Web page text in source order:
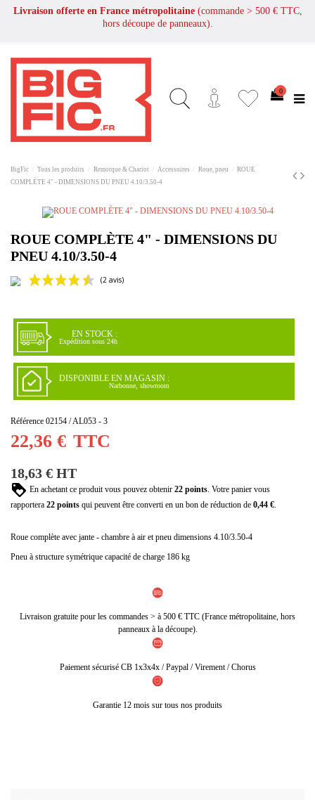
Livraison offerte en France métropolitaine (commande > 500 € TTC,
hors découpe de panneaux).
0
BigFic Tous les produits Remorque & Chariot Accessoires Roue, pneu
ROUE
COMPLÈTE 4" - DIMENSIONS DU PNEU 4.10/3.50-4
ROUE COMPLÈTE 4" - DIMENSIONS DU
PNEU 4.10/3.50-4
EN STOCK :
Expédition sous 24h
DISPONIBLE EN MAGASIN :
Narbonne, showroom
Référence 02154 / AL053 - 3
22,36 € TTC
18,63 € HT
En achetant ce produit vous pouvez obtenir 22 points. Votre panier vous
rapportera 22 points qui peuvent être converti en un bon de réduction de 0,44 €.
Roue complète avec jante - chambre à air et pneu dimensions 4.10/3.50-4
Pneu à structure symétrique capacité de charge 186 kg
Livraison gratuite pour les commandes > à 500 € TTC (France métropolitaine, hors
panneaux à la découpe).
Paiement sécurisé CB 1x3x4x / Paypal / Virement / Chorus
Garantie 12 mois sur tous nos produits